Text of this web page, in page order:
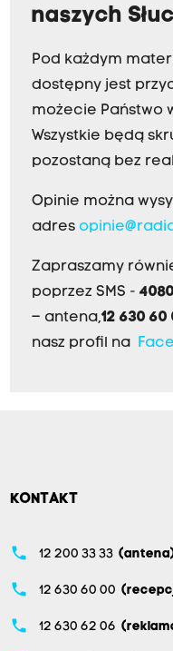
naszych
Pod każdym
dostępny jest
możecie Państwo
Wszystkie będą
pozostaną bez
Opinie można
adres
Zapraszamy
poprzez SMS - 4080
– antena,12 630 60
nasz profil na
KONTAKT
phone 12 200 33 33
phone 12 630 60 00
phone 12 630 62 06